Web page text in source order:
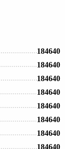
184640
184640
184640
184640
184640
184640
184640
184640